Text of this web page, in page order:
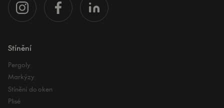
Stínění
Pergoly
Markýzy
Stínění do oken
Plisé